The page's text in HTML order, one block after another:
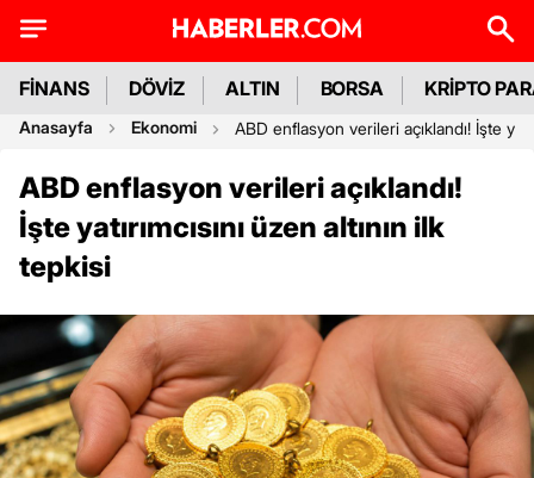
FİNANS DÖVİZ ALTIN BORSA KRİPTO
Anasayfa Ekonomi ABD enflasyon verileri açıklandı! İşte
ABD enflasyon verileri açıklandı!
İşte yatırımcısını üzen altının ilk
tepkisi